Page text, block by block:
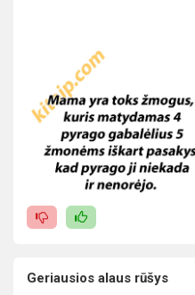
Geriausios alaus rūšys